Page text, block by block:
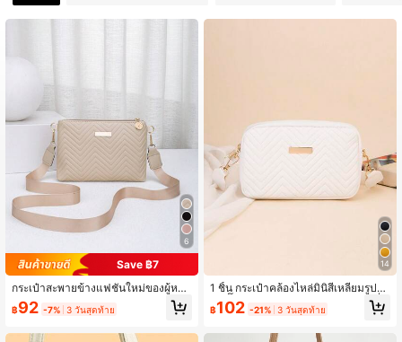
4.90 1.7K ผู้ติดตาม
4.90 1.7K ผู้ติดตาม
4.90 1.7K ผู้ติดตาม
4.90 1.7K ผู้ติดตาม
6
Save ฿7
กระเป๋าสะพายข้างแฟชั่นใหม่ของผู้หญิ
ง กระเป๋าสะพายไหล่หวานอเนกประสงค์
กระเป๋าซองจดหมาย
฿92 -7% 3 วันสุดท้าย
14
1 ชิ้น กระเป๋าคล้องไหล่มินิสี่เหลี่ยมรูปตั
ววี ปั๊มลาย สีขาว, กระเป๋าสะพายแฟชั่น
อเนกประสงค์ตกแต่งโลหะสีทอง สำหรับ
฿102 -21% 3 วันสุดท้าย